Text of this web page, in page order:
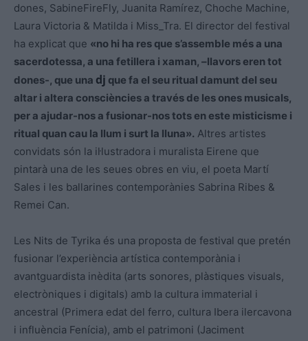
dones, SabineFireFly, Juanita Ramírez, Choche Machine,
Laura Victoria & Matilda i Miss_Tra. El director del festival
ha explicat que «no hi ha res que s’assemble més a una
sacerdotessa, a una fetillera i xaman, –llavors erentot
dones-, que una dj que fa el seu ritual damunt del seu
altar i altera consciències a través de les ones musicals,
per a ajudar-nos a fusionar-nos tots en este misticisme i
ritual quan cau la llum i surt la lluna». Altres artistes
convidats són la il·lustradora i muralista Eirene que
pintarà una de les seues obres en viu, el poeta Martí
Sales i les ballarines contemporànies Sabrina Ribes &
Remei Can.
Les Nits de Tyrika és una proposta de festival que pretén
fusionar l’experiència artística contemporània i
avantguardista inèdita (arts sonores, plàstiques visuals,
electròniques i digitals) amb la cultura immaterial i
ancestral (Primera edat del ferro, cultura Ibera ilercavona
i influència Fenícia), amb el patrimoni (Jaciment